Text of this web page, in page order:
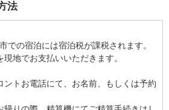
法
での宿泊には宿泊税が課税されます。
地でお支払いいただきます。
ントお電話にて、お名前、もしくは予約